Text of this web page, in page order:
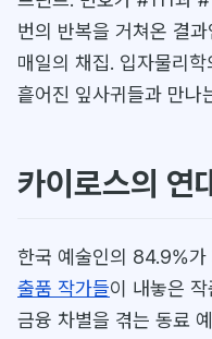
번의 반복을 거쳐온 결
매일의 채집. 입자물리
흩어진 잎사귀들과 만나
카이로스의 연
한국 예술인의 84.9%가
출품 작가들이 내놓은
금융 차별을 겪는 동료